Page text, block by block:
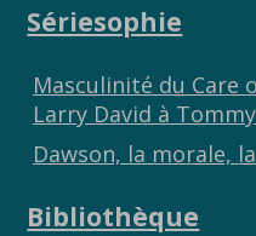
Sériesophie
Masculinité du Care
Larry David à
Dawson, la morale,
Bibliothèque